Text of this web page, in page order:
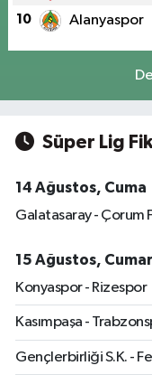
10 Alanyaspor
Süper Lig
14 Ağustos, Cuma
Galatasaray - Çorum
15 Ağustos,
Konyaspor - Rizespor
Kasımpaşa -
Gençlerbirliği S.K. -